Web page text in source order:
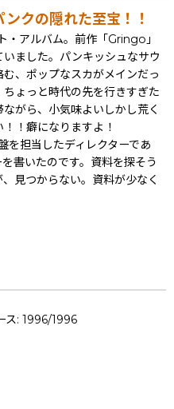
クの隠れた至宝！！
アルバム。前作「Gringo」
ました。パンキッシュなサウ
、ポップなスカがメインだっ
ょっと時代の先を行きすぎた
がら、小気味よいしかし荒く
！癖になりますよ！
担当したディレクターであ
書いたのです。資料を探そう
見つからない。資料が少なく
ス: 1996/1996